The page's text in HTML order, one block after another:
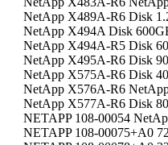
NetApp X489A-R6 Disk
NetApp X494A Disk
NetApp X494A-R5 Disk
NetApp X495A-R6 Disk
NetApp X575A-R6 Disk
NetApp X576A-R6
NetApp X577A-R6 Disk
NETAPP 108-00054
NETAPP 108-00075+A0